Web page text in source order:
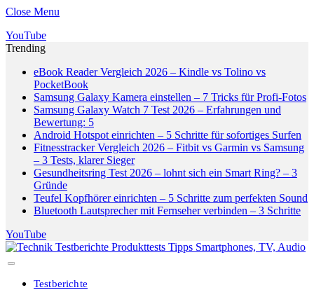
Close Menu
YouTube
Trending
eBook Reader Vergleich 2026 – Kindle vs Tolino vs
PocketBook
Samsung Galaxy Kamera einstellen – 7 Tricks für Profi-Fotos
Samsung Galaxy Watch 7 Test 2026 – Erfahrungen und
Bewertung: 5
Android Hotspot einrichten – 5 Schritte für sofortiges Surfen
Fitnesstracker Vergleich 2026 – Fitbit vs Garmin vs Samsung
– 3 Tests, klarer Sieger
Gesundheitsring Test 2026 – lohnt sich ein Smart Ring? – 3
Gründe
Teufel Kopfhörer einrichten – 5 Schritte zum perfekten Sound
Bluetooth Lautsprecher mit Fernseher verbinden – 3 Schritte
YouTube
Testberichte